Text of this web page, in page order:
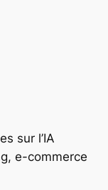
sur l’IA
e-commerce